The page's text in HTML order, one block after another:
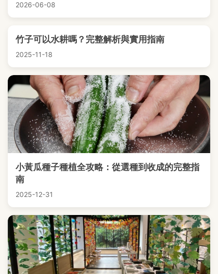
2026-06-08
竹子可以水耕嗎？完整解析與實用指南
2025-11-18
小黃瓜種子種植全攻略：從選種到收成的完整指
南
2025-12-31